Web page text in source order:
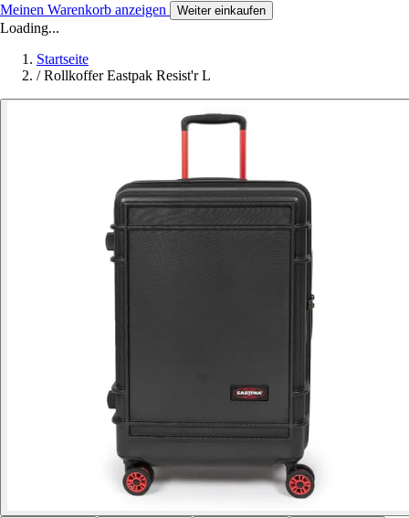
Meinen Warenkorb anzeigen Weiter einkaufen
Loading...
Startseite
/ Rollkoffer Eastpak Resist'r L